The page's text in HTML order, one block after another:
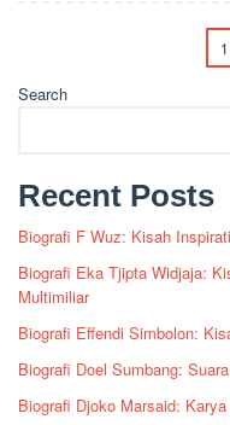
1
Search
Recent Posts
Biografi F Wuz: Kisah
Biografi Eka Tjipta Widjaja:
Multimiliar
Biografi Effendi Simbolon:
Biografi Doel Sumbang:
Biografi Djoko Marsaid: